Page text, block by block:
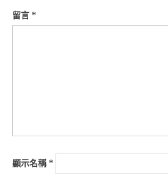
留言 *
顯示名稱*